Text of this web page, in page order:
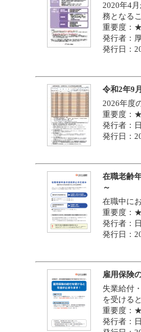
2020年4
務となる
重要度
発行者：
発行日：
令和2年9
2026年度
重要度
発行者：
発行日：
在職老齢
～
在職中に
重要度
発行者：
発行日：
雇用保険
失業給付
を受ける
重要度
発行者：